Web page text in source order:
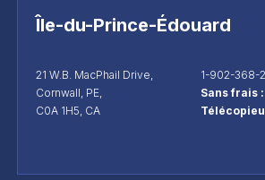
Île-du-Prince-Édouard
21 W.B. MacPhail Drive,
Cornwall, PE,
C0A 1H5, CA
1-902-368-
Sans frais :